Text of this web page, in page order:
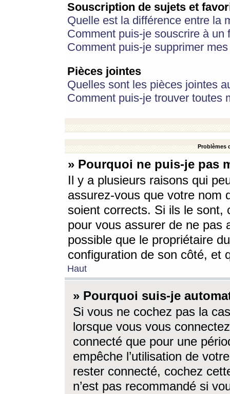
Souscription de sujets et
Quelle est la différence entre la
Comment puis-je souscrire à
Comment puis-je supprimer
Pièces jointes
Quelles sont les pièces jointes
Comment puis-je trouver toutes
Problèmes
» Pourquoi ne puis-je pas
Il y a plusieurs raisons qui
assurez-vous que votre nom
soient corrects. Si ils le sont,
pour vous assurer de ne pas
possible que le propriétaire
configuration de son côté, et
Haut
» Pourquoi suis-je
Si vous ne cochez pas la
lorsque vous vous
connecté que pour une
empêche l’utilisation de
rester connecté, cochez
n’est pas recommandé si